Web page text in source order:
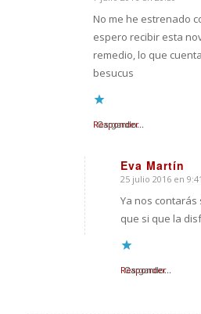
No me he estrenado
espero recibir esta
remedio, lo que
besucus
Cargando...
Responder
Eva Martín
Dice:
25 julio 2016 en 9:41
Ya nos contarás
que si que la
Cargando...
Responder